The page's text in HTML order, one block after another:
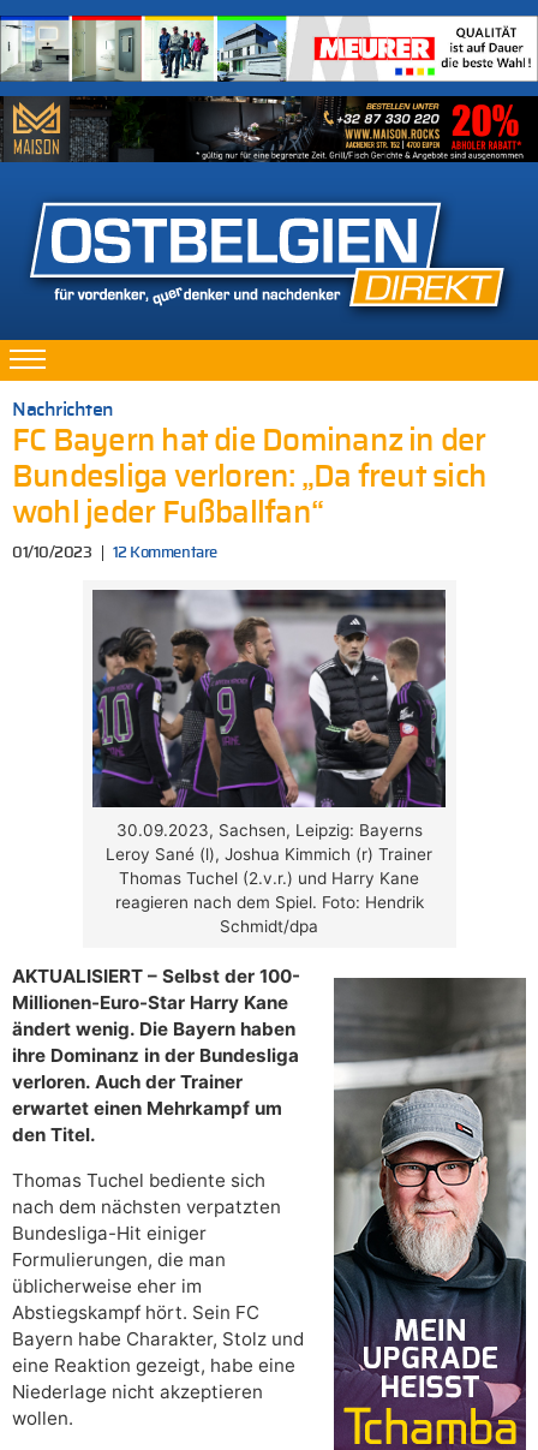
Nachrichten
FC Bayern hat die Dominanz in der
Bundesliga verloren: „Da freut sich
wohl jeder Fußballfan“
01/10/2023 12 Kommentare
30.09.2023, Sachsen, Leipzig: Bayerns
Leroy Sané (l), Joshua Kimmich (r) Trainer
Thomas Tuchel (2.v.r.) und Harry Kane
reagieren nach dem Spiel. Foto: Hendrik
Schmidt/dpa
AKTUALISIERT – Selbst der 100-
Millionen-Euro-Star Harry Kane
ändert wenig. Die Bayern haben
ihre Dominanz in der Bundesliga
verloren. Auch der Trainer
erwartet einen Mehrkampf um
den Titel.
Thomas Tuchel bediente sich
nach dem nächsten verpatzten
Bundesliga-Hit einiger
Formulierungen, die man
üblicherweise eher im
Abstiegskampf hört. Sein FC
Bayern habe Charakter, Stolz und
eine Reaktion gezeigt, habe eine
Niederlage nicht akzeptieren
wollen.